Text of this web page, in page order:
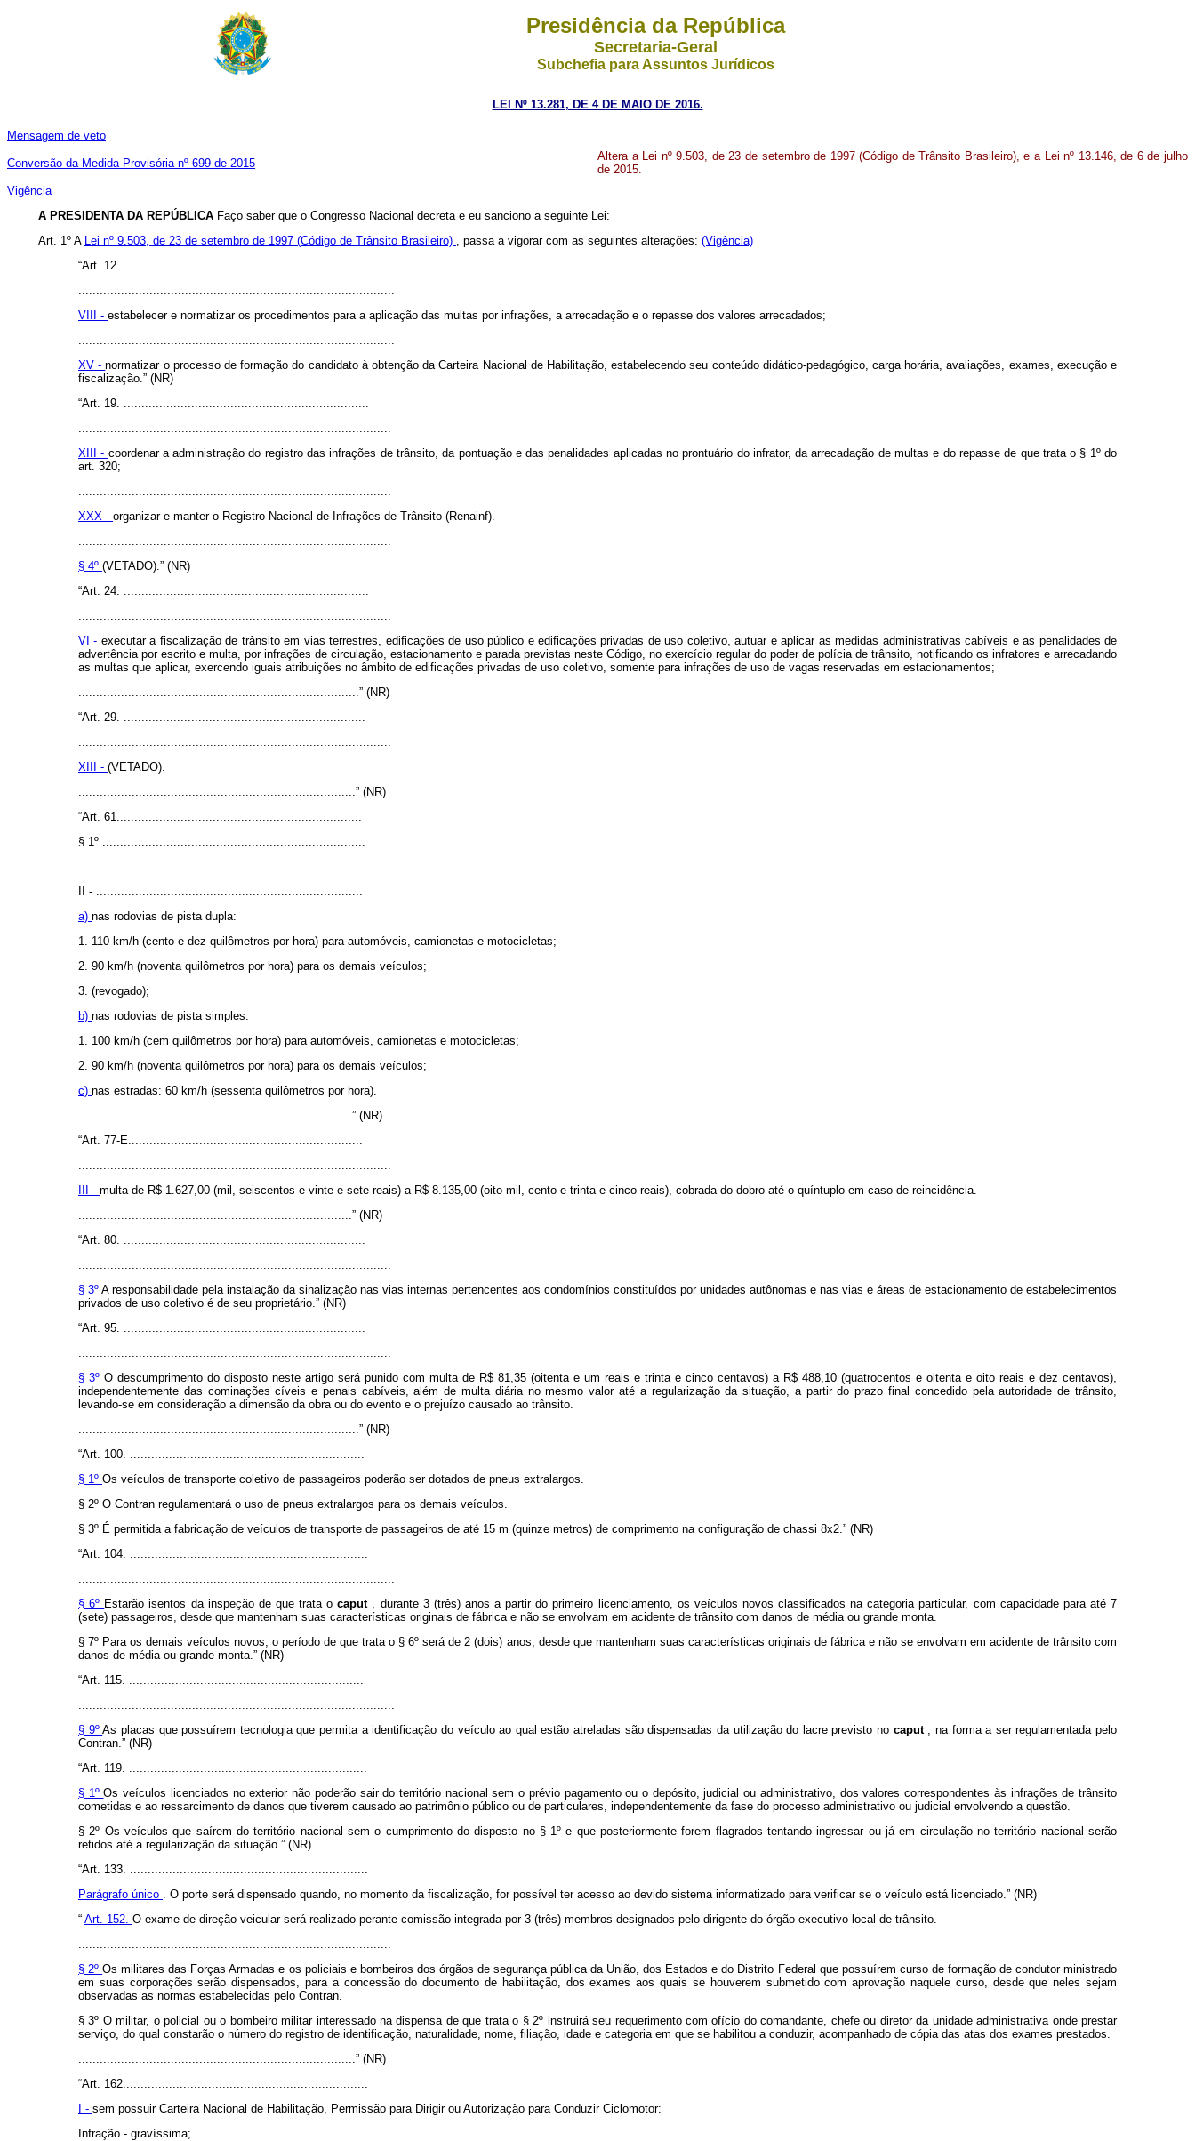
Presidência da República
Secretaria-Geral
Subchefia para Assuntos Jurídicos
LEI Nº 13.281, DE 4 DE MAIO DE 2016.
Mensagem de veto
Conversão da Medida Provisória nº 699 de 2015
Vigência
Altera a Lei nº 9.503, de 23 de setembro de 1997 (Código de Trânsito Brasileiro), e a Lei nº 13.146, de 6 de julho
de 2015.
A PRESIDENTA DA REPÚBLICA Faço saber que o Congresso Nacional decreta e eu sanciono a seguinte Lei:
Art. 1º A Lei nº 9.503, de 23 de setembro de 1997 (Código de Trânsito Brasileiro) , passa a vigorar com as seguintes alterações: (Vigência)
“Art. 12. ......................................................................
.........................................................................................
VIII - estabelecer e normatizar os procedimentos para a aplicação das multas por infrações, a arrecadação e o repasse dos valores arrecadados;
.........................................................................................
XV -normatizar o processo de formação do candidato à obtenção da Carteira Nacional de Habilitação, estabelecendo seu conteúdo didático-pedagógico, carga horária, avaliações, exames, execução e
fiscalização.” (NR)
“Art. 19. .....................................................................
........................................................................................
XIII - coordenar a administração do registro das infrações de trânsito, da pontuação e das penalidades aplicadas no prontuário do infrator, da arrecadação de multas e do repasse de que trata o § 1º do
art. 320;
........................................................................................
XXX - organizar e manter o Registro Nacional de Infrações de Trânsito (Renainf).
........................................................................................
§ 4º (VETADO).” (NR)
“Art. 24. .....................................................................
........................................................................................
VI - executar a fiscalização de trânsito em vias terrestres, edificações de uso público e edificações privadas de uso coletivo, autuar e aplicar as medidas administrativas cabíveis e as penalidades de
advertência por escrito e multa, por infrações de circulação, estacionamento e parada previstas neste Código, no exercício regular do poder de polícia de trânsito, notificando os infratores e arrecadando
as multas que aplicar, exercendo iguais atribuições no âmbito de edificações privadas de uso coletivo, somente para infrações de uso de vagas reservadas em estacionamentos;
...............................................................................” (NR)
“Art. 29. ....................................................................
........................................................................................
XIII - (VETADO).
..............................................................................” (NR)
“Art. 61.....................................................................
§ 1º ..........................................................................
.......................................................................................
II - ...........................................................................
a) nas rodovias de pista dupla:
1. 110 km/h (cento e dez quilômetros por hora) para automóveis, camionetas e motocicletas;
2. 90 km/h (noventa quilômetros por hora) para os demais veículos;
3. (revogado);
b) nas rodovias de pista simples:
1. 100 km/h (cem quilômetros por hora) para automóveis, camionetas e motocicletas;
2. 90 km/h (noventa quilômetros por hora) para os demais veículos;
c) nas estradas: 60 km/h (sessenta quilômetros por hora).
.............................................................................” (NR)
“Art. 77-E..................................................................
........................................................................................
III - multa de R$ 1.627,00 (mil, seiscentos e vinte e sete reais) a R$ 8.135,00 (oito mil, cento e trinta e cinco reais), cobrada do dobro até o quíntuplo em caso de reincidência.
.............................................................................” (NR)
“Art. 80. ....................................................................
........................................................................................
§ 3º A responsabilidade pela instalação da sinalização nas vias internas pertencentes aos condomínios constituídos por unidades autônomas e nas vias e áreas de estacionamento de estabelecimentos
privados de uso coletivo é de seu proprietário.” (NR)
“Art. 95. ....................................................................
........................................................................................
§ 3º O descumprimento do disposto neste artigo será punido com multa de R$ 81,35 (oitenta e um reais e trinta e cinco centavos) a R$ 488,10 (quatrocentos e oitenta e oito reais e dez centavos),
independentemente das cominações cíveis e penais cabíveis, além de multa diária no mesmo valor até a regularização da situação, a partir do prazo final concedido pela autoridade de trânsito,
levando-se em consideração a dimensão da obra ou do evento e o prejuízo causado ao trânsito.
...............................................................................” (NR)
“Art. 100. ..................................................................
§ 1º Os veículos de transporte coletivo de passageiros poderão ser dotados de pneus extralargos.
§ 2º O Contran regulamentará o uso de pneus extralargos para os demais veículos.
§ 3º É permitida a fabricação de veículos de transporte de passageiros de até 15 m (quinze metros) de comprimento na configuração de chassi 8x2.” (NR)
“Art. 104. ...................................................................
.........................................................................................
§ 6º Estarão isentos da inspeção de que trata ocaput , durante 3 (três) anos a partir do primeiro licenciamento, os veículos novos classificados na categoria particular, com capacidade para até 7
(sete) passageiros, desde que mantenham suas características originais de fábrica e não se envolvam em acidente de trânsito com danos de média ou grande monta.
§ 7º Para os demais veículos novos, o período de que trata o § 6º será de 2 (dois) anos, desde que mantenham suas características originais de fábrica e não se envolvam em acidente de trânsito com
danos de média ou grande monta.” (NR)
“Art. 115. ..................................................................
.........................................................................................
§ 9ºAs placas que possuírem tecnologia que permita a identificação do veículo ao qual estão atreladas são dispensadas da utilização do lacre previsto no caput , na forma a ser regulamentada pelo
Contran.” (NR)
“Art. 119. ...................................................................
§ 1ºOs veículos licenciados no exterior não poderão sair do território nacional sem o prévio pagamento ou o depósito, judicial ou administrativo, dos valores correspondentes às infrações de trânsito
cometidas e ao ressarcimento de danos que tiverem causado ao patrimônio público ou de particulares, independentemente da fase do processo administrativo ou judicial envolvendo a questão.
§ 2º Os veículos que saírem do território nacional sem o cumprimento do disposto no § 1º e que posteriormente forem flagrados tentando ingressar ou já em circulação no território nacional serão
retidos até a regularização da situação.” (NR)
“Art. 133. ...................................................................
Parágrafo único . O porte será dispensado quando, no momento da fiscalização, for possível ter acesso ao devido sistema informatizado para verificar se o veículo está licenciado.” (NR)
“ Art. 152. O exame de direção veicular será realizado perante comissão integrada por 3 (três) membros designados pelo dirigente do órgão executivo local de trânsito.
........................................................................................
§ 2ºOs militares das Forças Armadas e os policiais e bombeiros dos órgãos de segurança pública da União, dos Estados e do Distrito Federal que possuírem curso de formação de condutor ministrado
em suas corporações serão dispensados, para a concessão do documento de habilitação, dos exames aos quais se houverem submetido com aprovação naquele curso, desde que neles sejam
observadas as normas estabelecidas pelo Contran.
§ 3º O militar, o policial ou o bombeiro militar interessado na dispensa de que trata o § 2º instruirá seu requerimento com ofício do comandante, chefe ou diretor da unidade administrativa onde prestar
serviço, do qual constarão o número do registro de identificação, naturalidade, nome, filiação, idade e categoria em que se habilitou a conduzir, acompanhado de cópia das atas dos exames prestados.
..............................................................................” (NR)
“Art. 162.....................................................................
I - sem possuir Carteira Nacional de Habilitação, Permissão para Dirigir ou Autorização para Conduzir Ciclomotor:
Infração - gravíssima;